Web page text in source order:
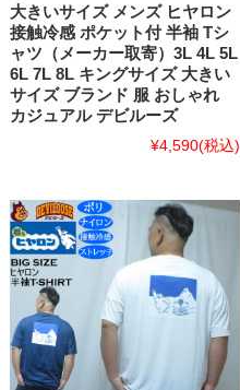
大きいサイズ メンズ ヒヤロン
接触冷感 ポケット付 半袖 Tシ
ャツ（メーカー取寄）3L 4L 5L
6L 7L 8L キングサイズ 大きい
サイズ ブランド 服 おしゃれ
カジュアル デビルーズ
¥4,590(税込)